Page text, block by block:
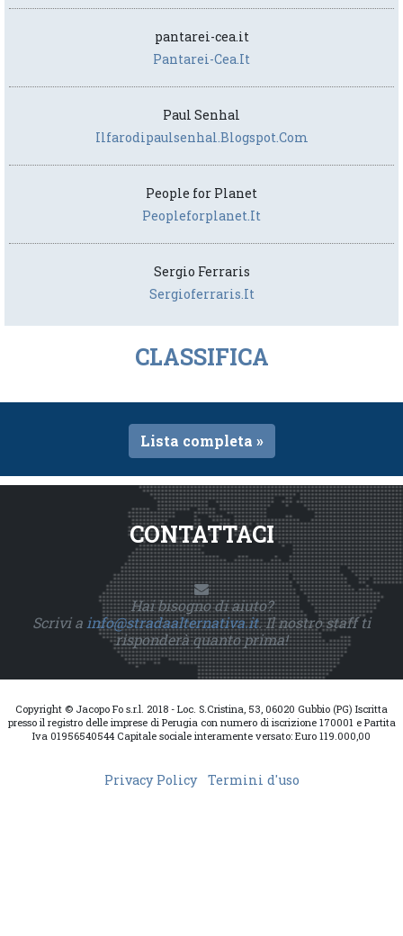
pantarei-cea.it
Pantarei-Cea.it
Paul Senhal
Ilfarodipaulsenhal.blogspot.com
People for Planet
Peopleforplanet.it
Sergio Ferraris
Sergioferraris.it
CLASSIFICA
Lista completa »
CONTATTACI
Hai bisogno di aiuto?
Scrivi ainfo@stradaalternativa.it. Il nostro staff ti
risponderà quanto prima!
Copyright © Jacopo Fo s.r.l. 2018 - Loc. S.Cristina, 53, 06020 Gubbio (PG) Iscritta
presso il registro delle imprese di Perugia con numero di iscrizione 170001 e Partita
Iva 01956540544 Capitale sociale interamente versato: Euro 119.000,00
Privacy Policy Termini d'uso